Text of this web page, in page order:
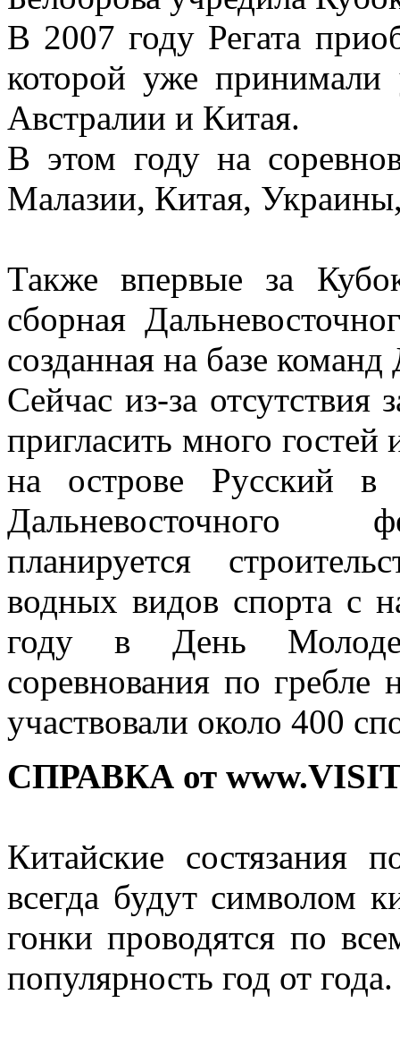
В 2007 году Регата
которой уже
Австралии и Китая.
В этом году на
Малазии, Китая,
Также впервые за
сборная
созданная на базе
Сейчас из-за отсутствия
пригласить много
на острове Русский в
Дальневосточного
планируется
водных видов спорта с
году в День
соревнования по
участвовали около 400
СПРАВКА от
Китайские состязания
всегда будут символом
гонки проводятся по
популярность год от года.